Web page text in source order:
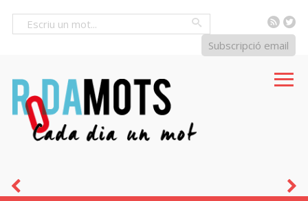
RSS
Subscripció email
fer